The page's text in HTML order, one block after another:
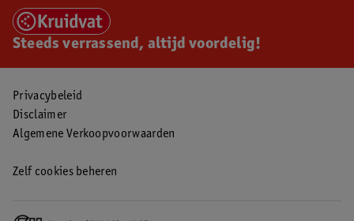
Steeds verrassend, altijd voordelig!
Privacybeleid
Disclaimer
Algemene Verkoopvoorwaarden
Zelf cookies beheren